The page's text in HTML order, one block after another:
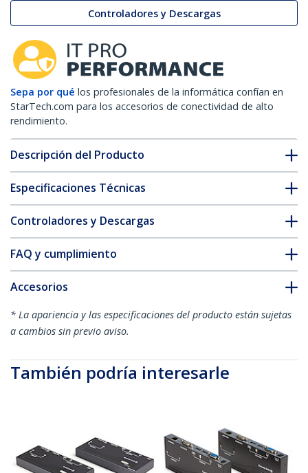
Controladores y Descargas
Sepa por qué los profesionales de la informática confían en
StarTech.com para los accesorios de conectividad de alto
rendimiento.
Descripción del Producto
Especificaciones Técnicas
Controladores y Descargas
FAQ y cumplimiento
Accesorios
* La apariencia y las especificaciones del producto están sujetas
a cambios sin previo aviso.
También podría interesarle